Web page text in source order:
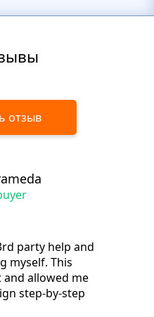
отзыв
party help and
myself. This
allowed me
step-by-step